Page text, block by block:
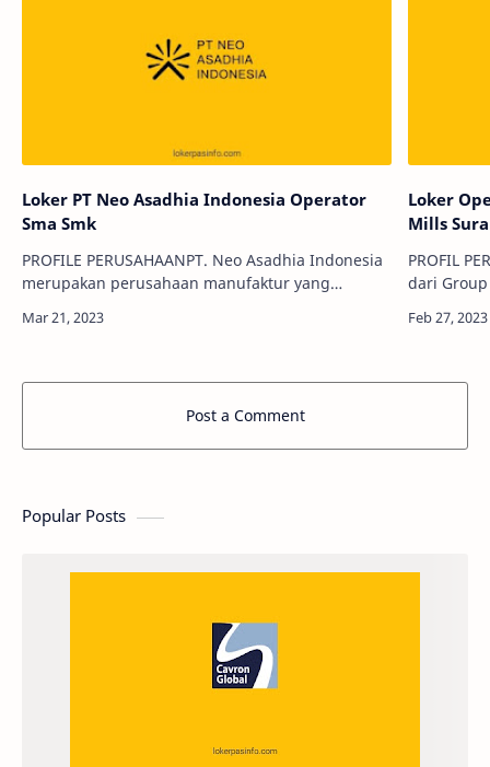
Loker PT Neo Asadhia Indonesia Operator
Sma Smk
PROFILE PERUSAHAANPT. Neo Asadhia Indonesia
merupakan perusahaan manufaktur yang
Karton, anak perusahaan dari PT Surya Prima
Loker
Mills
PROFIL
dari
Post a Comment
Popular Posts